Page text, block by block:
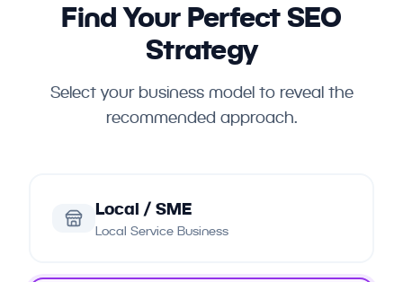
Find Your Perfect SEO
Strategy
Select your business model to reveal the
recommended approach.
Local / SME
Local Service Business